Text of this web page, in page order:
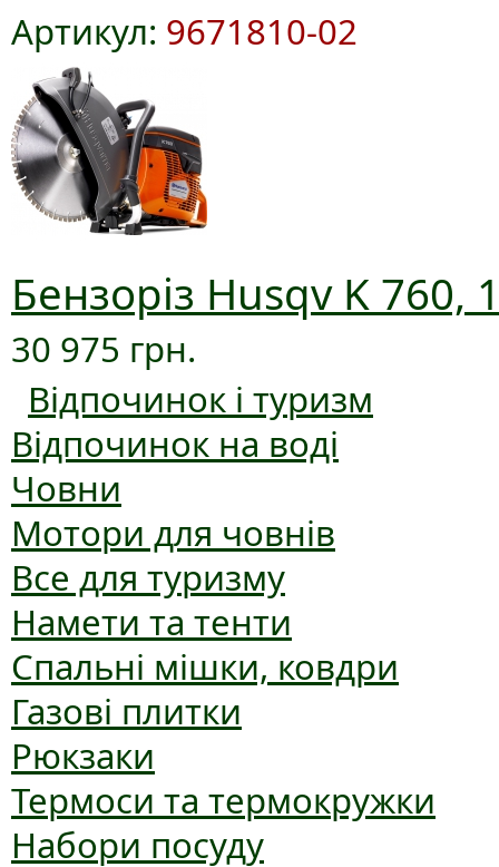
Артикул: 9671810-02
Бензоріз Husqv K 760,
30 975 грн.
Відпочинок і туризм
Відпочинок на воді
Човни
Мотори для човнів
Все для туризму
Намети та тенти
Спальні мішки, ковдри
Газові плитки
Рюкзаки
Термоси та термокружки
Набори посуду